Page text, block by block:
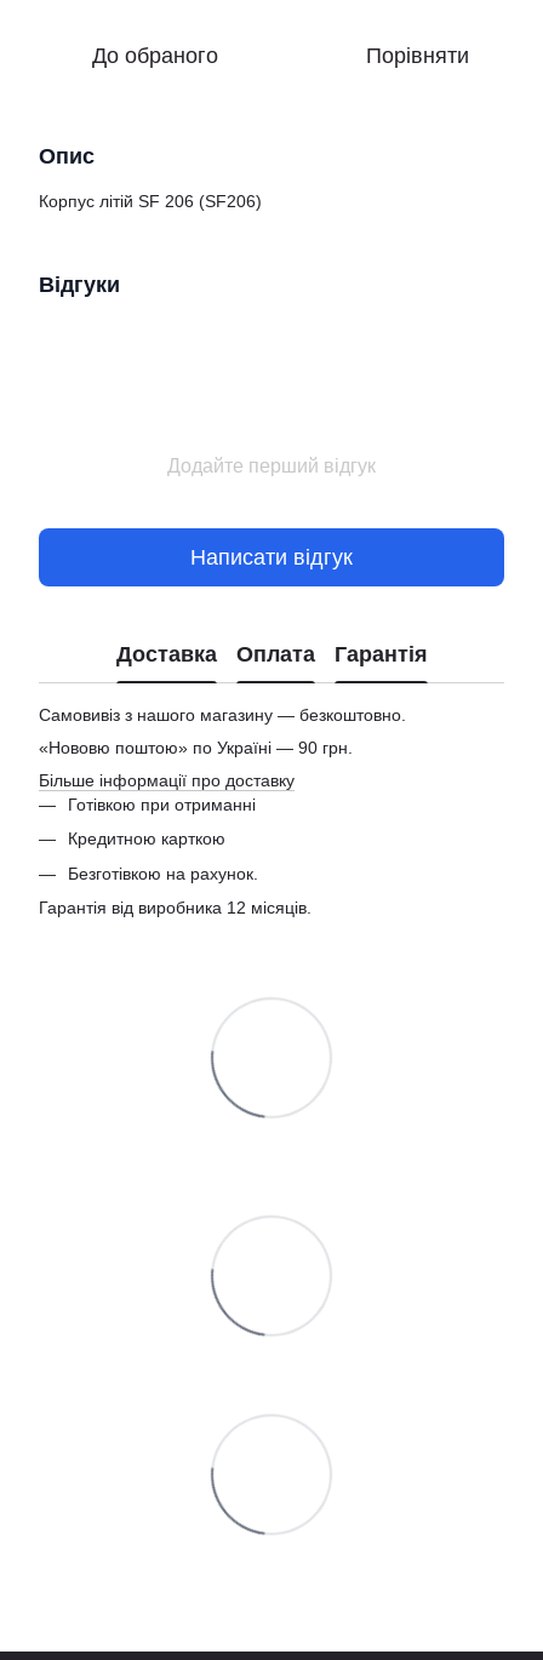
До обраного Порівняти
Опис
Корпус літій SF 206 (SF206)
Відгуки
Додайте перший відгук
Написати відгук
Доставка Оплата Гарантія
Самовивіз з нашого магазину — безкоштовно.
«Нововю поштою» по Україні — 90 грн.
Більше інформації про доставку
Готівкою при отриманні
Кредитною карткою
Безготівкою на рахунок.
Гарантія від виробника 12 місяців.